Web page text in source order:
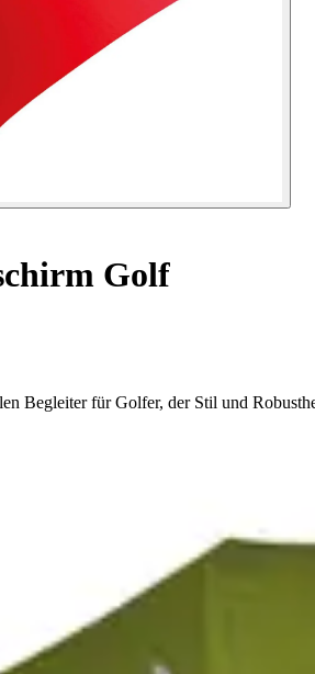
Golf
Begleiter für Golfer, der Stil und